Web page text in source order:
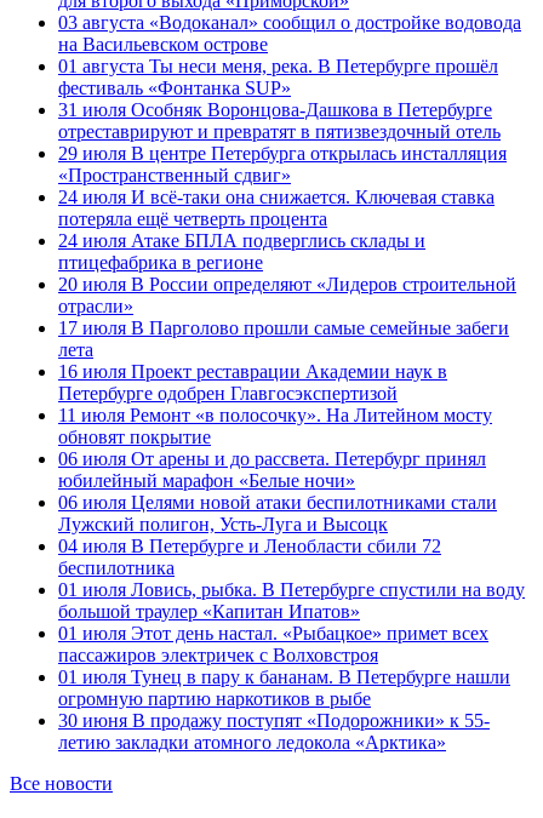
03 августа «Водоканал» сообщил о достройке водовода
на Васильевском острове
01 августа Ты неси меня, река. В Петербурге прошёл
фестиваль «Фонтанка SUP»
31 июля Особняк Воронцова-Дашкова в Петербурге
отреставрируют и превратят в пятизвездочный отель
29 июля В центре Петербурга открылась инсталляция
«Пространственный сдвиг»
24 июля И всё-таки она снижается. Ключевая ставка
потеряла ещё четверть процента
24 июля Атаке БПЛА подверглись склады и
птицефабрика в регионе
20 июля В России определяют «Лидеров строительной
отрасли»
17 июля В Парголово прошли самые семейные забеги
лета
16 июля Проект реставрации Академии наук в
Петербурге одобрен Главгосэкспертизой
11 июля Ремонт «в полосочку». На Литейном мосту
обновят покрытие
06 июля От арены и до рассвета. Петербург принял
юбилейный марафон «Белые ночи»
06 июля Целями новой атаки беспилотниками стали
Лужский полигон, Усть-Луга и Высоцк
04 июля В Петербурге и Ленобласти сбили 72
беспилотника
01 июля Ловись, рыбка. В Петербурге спустили на воду
большой траулер «Капитан Ипатов»
01 июля Этот день настал. «Рыбацкое» примет всех
пассажиров электричек с Волховстроя
01 июля Тунец в пару к бананам. В Петербурге нашли
огромную партию наркотиков в рыбе
30 июня В продажу поступят «Подорожники» к 55-
летию закладки атомного ледокола «Арктика»
Все новости